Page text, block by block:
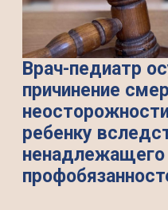
Врач-педиатр
причинение
ребенку
ненадлежащего